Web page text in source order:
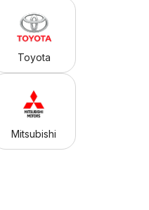
Toyota
Mitsubishi